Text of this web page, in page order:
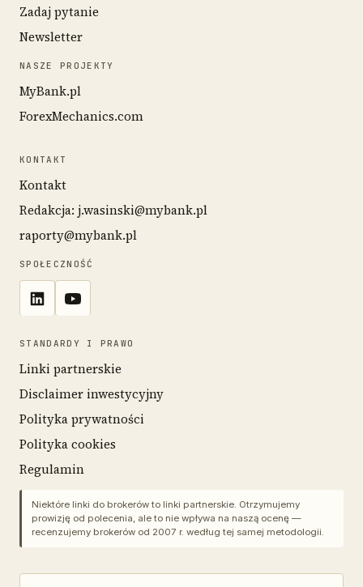
Zadaj pytanie
Newsletter
NASZE PROJEKTY
MyBank.pl
ForexMechanics.com
KONTAKT
Kontakt
Redakcja: j.wasinski@mybank.pl
raporty@mybank.pl
SPOŁECZNOŚĆ
STANDARDY I PRAWO
Linki partnerskie
Disclaimer inwestycyjny
Polityka prywatności
Polityka cookies
Regulamin
Niektóre linki do brokerów to linki partnerskie. Otrzymujemy
prowizję od polecenia, ale to nie wpływa na naszą ocenę —
recenzujemy brokerów od 2007 r. według tej samej metodologii.